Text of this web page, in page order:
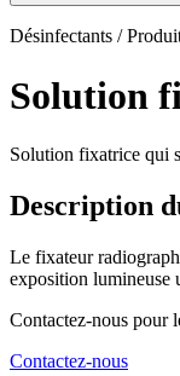
Désinfectants /
Solution
Solution fixatrice qui
Description
Le fixateur
exposition lumineuse
Contactez-nous pour
Contactez-nous